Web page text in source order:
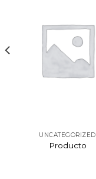
UNCATEGORIZED
Producto